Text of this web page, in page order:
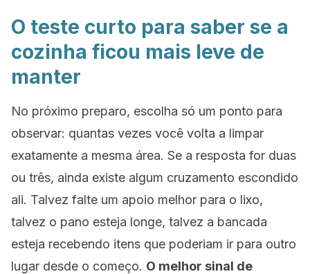
O teste curto para saber se a
cozinha ficou mais leve de
manter
No próximo preparo, escolha só um ponto para
observar: quantas vezes você volta a limpar
exatamente a mesma área. Se a resposta for duas
ou três, ainda existe algum cruzamento escondido
ali. Talvez falte um apoio melhor para o lixo,
talvez o pano esteja longe, talvez a bancada
esteja recebendo itens que poderiam ir para outro
lugar desde o começo. O melhor sinal de